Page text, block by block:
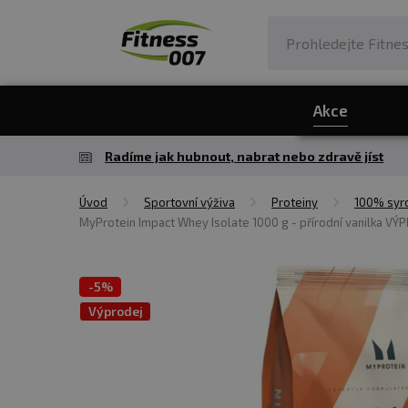
Akce
Radíme jak hubnout, nabrat nebo zdravě jíst
Úvod Sportovní výživa Proteiny
100%
MyProtein Impact Whey Isolate 1000 g - přírodní vanilka
-5%
Výprodej